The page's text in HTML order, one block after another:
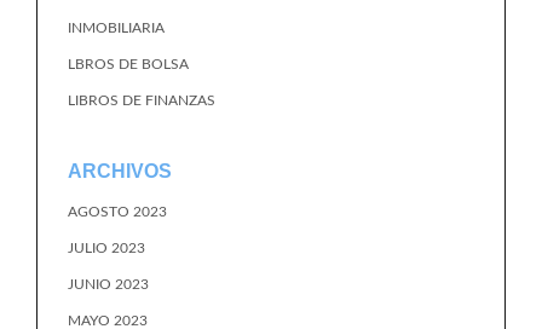
INMOBILIARIA
LBROS DE BOLSA
LIBROS DE FINANZAS
ARCHIVOS
AGOSTO 2023
JULIO 2023
JUNIO 2023
MAYO 2023